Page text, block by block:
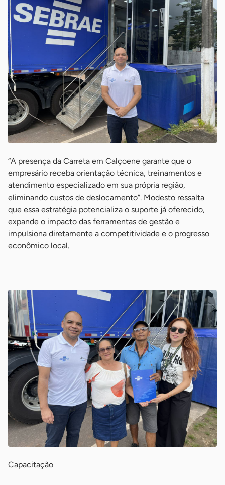
“A presença da Carreta em Calçoene garante que o
empresário receba orientação técnica, treinamentos e
atendimento especializado em sua própria região,
eliminando custos de deslocamento”. Modesto ressalta
que essa estratégia potencializa o suporte já oferecido,
expande o impacto das ferramentas de gestão e
impulsiona diretamente a competitividade e o progresso
econômico local.
Capacitação